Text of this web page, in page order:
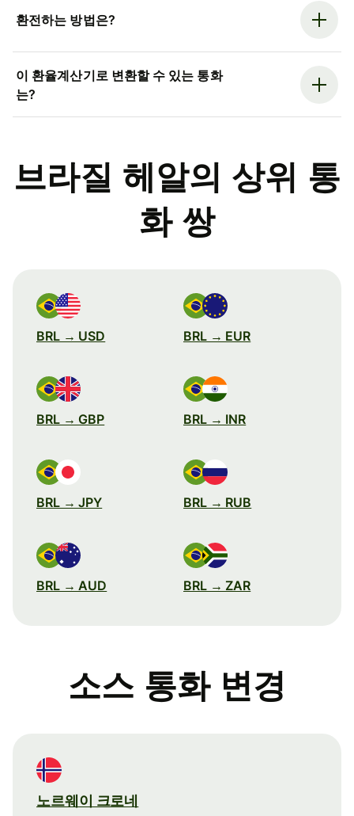
환전하는 방법은?
이 환율계산기로 변환할 수 있는 통화
는?
브라질 헤알의 상위 통
화 쌍
BRL → USD BRL → EUR
BRL → GBP BRL → INR
BRL → JPY BRL → RUB
BRL → AUD BRL → ZAR
소스 통화 변경
노르웨이 크로네